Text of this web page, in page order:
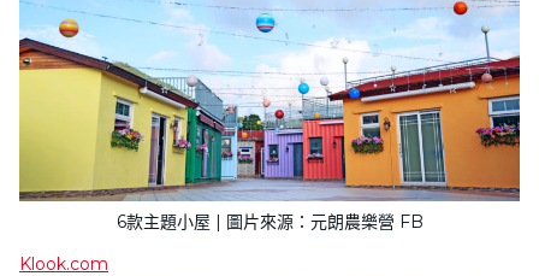
6款主題小屋 | 圖片來源：元朗農樂營 FB
Klook.com